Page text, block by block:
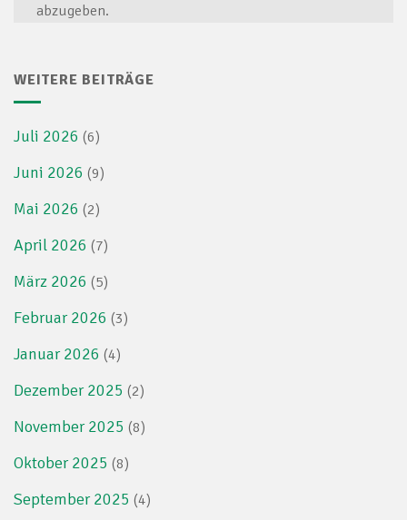
abzugeben.
WEITERE BEITRÄGE
Juli 2026 (6)
Juni 2026 (9)
Mai 2026 (2)
April 2026 (7)
März 2026 (5)
Februar 2026 (3)
Januar 2026 (4)
Dezember 2025 (2)
November 2025 (8)
Oktober 2025 (8)
September 2025 (4)